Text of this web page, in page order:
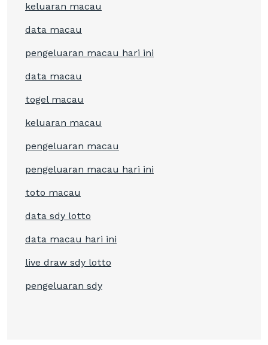
keluaran macau
data macau
pengeluaran macau hari ini
data macau
togel macau
keluaran macau
pengeluaran macau
pengeluaran macau hari ini
toto macau
data sdy lotto
data macau hari ini
live draw sdy lotto
pengeluaran sdy